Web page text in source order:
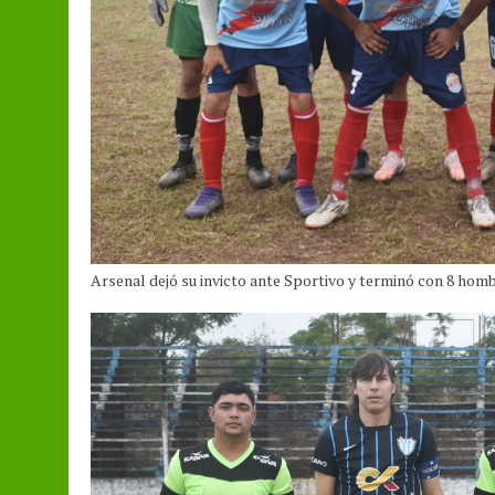
Arsenal dejó su invicto ante Sportivo y terminó con 8